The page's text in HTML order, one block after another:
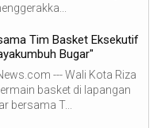
Tim Basket Eksekutif
Bugar"
--- Wali Kota Riza
basket di lapangan
bersama T...